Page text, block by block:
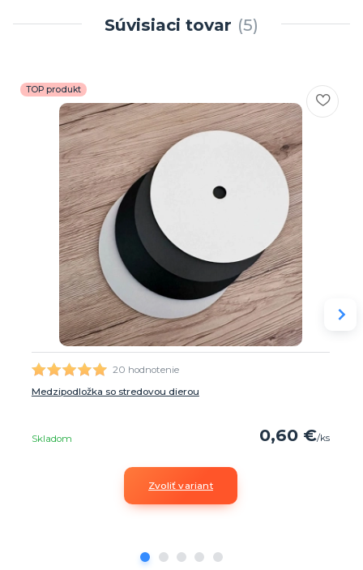
Súvisiaci tovar 5
TOP produkt
20 hodnotenie
Medzipodložka so stredovou dierou
0,60 €/ks
Skladom
Zvoliť variant